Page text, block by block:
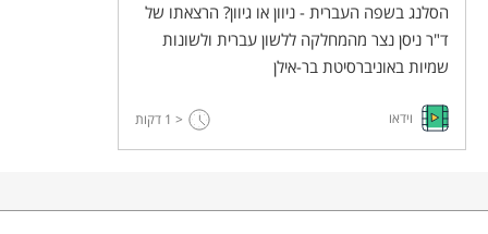
הסלנג בשפה העברית - ניוון או גיוון? הרצאתו של
ד"ר ניסן נצר מהמחלקה ללשון עברית ולשונות
שמיות באוניברסיטת בר-אילן
וידאו < 1 דקות